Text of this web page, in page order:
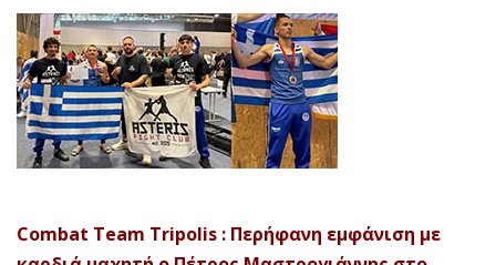
Combat Team Tripolis : Περήφανη εμφάνιση με